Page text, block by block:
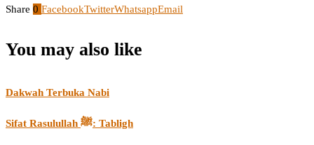
Share 0 FacebookTwitterWhatsappEmail
You may also like
Dakwah Terbuka Nabi
Sifat Rasulullah ﷺ: Tabligh